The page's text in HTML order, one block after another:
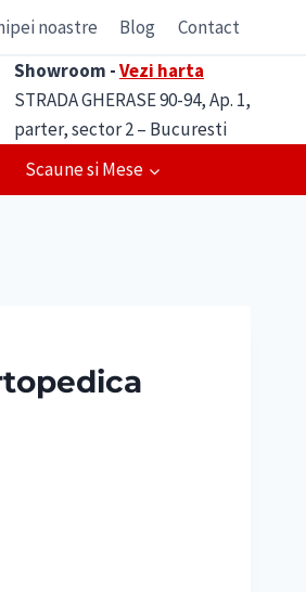
noastre Blog Contact
Showroom -Vezi harta
STRADA GHERASE 90-94, Ap. 1,
parter, sector 2 – Bucuresti
Scaune si Mese